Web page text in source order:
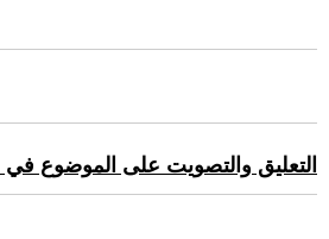
التعليق والتصويت على الموضوع في